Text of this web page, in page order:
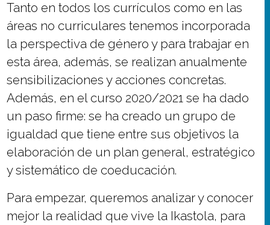
Tanto en todos los currículos como en las
áreas no curriculares tenemos incorporada
la perspectiva de género y para trabajar en
esta área, además, se realizan anualmente
sensibilizaciones y acciones concretas.
Además, en el curso 2020/2021 se ha dado
un paso firme: se ha creado un grupo de
igualdad que tiene entre sus objetivos la
elaboración de un plan general, estratégico
y sistemático de coeducación.
Para empezar, queremos analizar y conocer
mejor la realidad que vive la Ikastola, para